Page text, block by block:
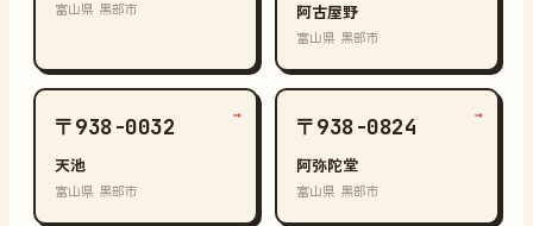
富山県 黒部市 阿古屋野
富山県 黒部市
〒938-0032
天池
富山県 黒部市
→ 〒938-0824
阿弥陀堂
富山県 黒部市
→